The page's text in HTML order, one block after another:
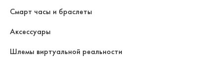
Смарт часы и браслеты
Аксессуары
Шлемы виртуальной реальности